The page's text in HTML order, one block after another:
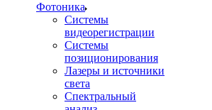
Фотоника
Cистемы
видеорегистрации
Системы
позиционирования
Лазеры и источники
света
Спектральный